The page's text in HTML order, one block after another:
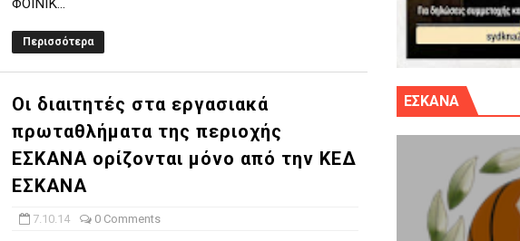
: 39Η ΕΠΕΤΕΙΟΣ ΑΠΟ ΤΟ ΕΠΟΣ ΤΟΥ 1987
κυπέλλου ανδρών ΕΣΚΑΝΑ Μανδραϊκός Προοδευτική στο νέο κλ. Αγίου Δημητρίου
Πανελευσινιακό στον τελικό αύριο με Αρετσού (το video του αγώνα)
η Φιλία Περάματος έφερε την σειρά στα ίσια (1-1) νίκησε τον Προφήτη Ηλία
ΑΕ Ρέντη, Πέρα , Ερμής Αργυρ. και Δραπετσώνα
ΦΟΙΝΙΚ...
Περισσότερα
Οι διαιτητές στα εργασιακά
πρωταθλήματα της περιοχής
ΕΣΚΑΝΑ ορίζονται μόνο από την ΚΕΔ
ΕΣΚΑΝΑ
7.10.14 0 Comments
ΕΣΚΑΝΑ